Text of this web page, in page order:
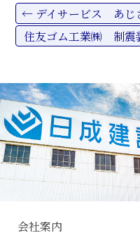
Post
← デイサービス あじ
住友ゴム工業㈱ 制震
会社案内